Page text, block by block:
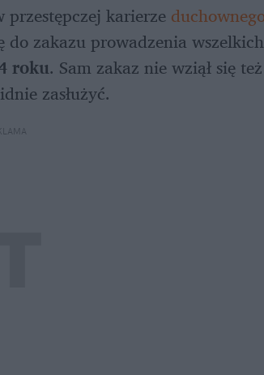
karierze
do zakazu prowadzenia
roku. Sam zakaz nie wziął się
zasłużyć.